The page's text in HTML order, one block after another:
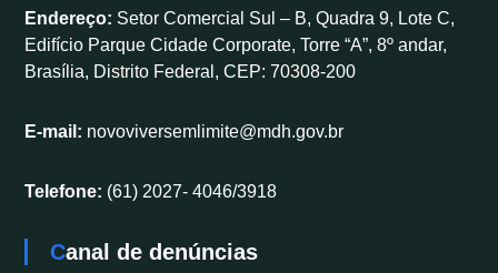
Endereço: Setor Comercial Sul – B, Quadra 9, Lote C,
Edifício Parque Cidade Corporate, Torre “A”, 8º andar,
Brasília, Distrito Federal, CEP: 70308-200
E-mail: novoviversemlimite@mdh.gov.br
Telefone: (61) 2027- 4046/3918
Canal de denúncias